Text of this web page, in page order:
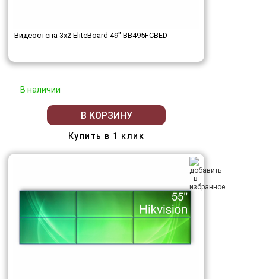
Видеостена 3x2 EliteBoard 49" BB495FCBED
В наличии
В КОРЗИНУ
Купить в 1 клик